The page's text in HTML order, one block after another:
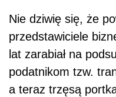
Nie dziwię się, że
przedstawiciele
lat zarabiał na
podatnikom tzw.
a teraz trzęsą